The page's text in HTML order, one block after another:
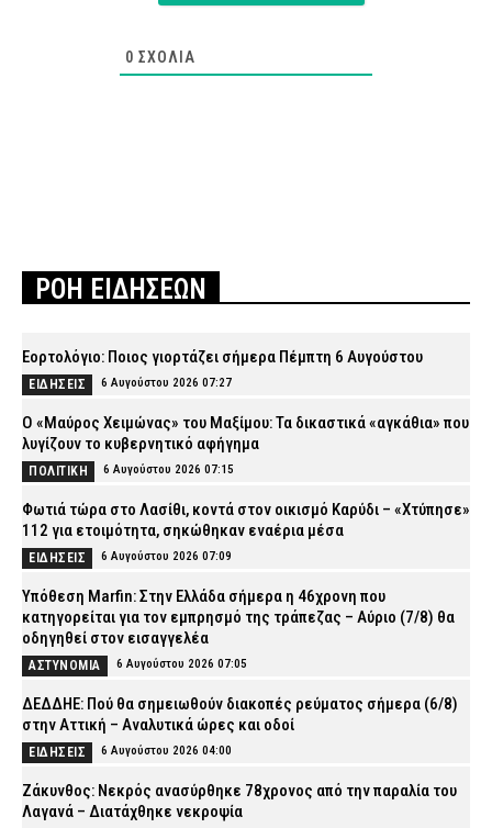
0 ΣΧΌΛΙΑ
ΡΟΗ ΕΙΔΗΣΕΩΝ
Εορτολόγιο: Ποιος γιορτάζει σήμερα Πέμπτη 6 Αυγούστου
ΕΙΔΗΣΕΙΣ 6 Αυγούστου 2026 07:27
Ο «Μαύρος Χειμώνας» του Μαξίμου: Τα δικαστικά «αγκάθια» που
λυγίζουν το κυβερνητικό αφήγημα
ΠΟΛΙΤΙΚΗ 6 Αυγούστου 2026 07:15
Φωτιά τώρα στο Λασίθι, κοντά στον οικισμό Καρύδι – «Χτύπησε»
112 για ετοιμότητα, σηκώθηκαν εναέρια μέσα
ΕΙΔΗΣΕΙΣ 6 Αυγούστου 2026 07:09
Υπόθεση Marfin: Στην Ελλάδα σήμερα η 46χρονη που
κατηγορείται για τον εμπρησμό της τράπεζας – Αύριο (7/8) θα
οδηγηθεί στον εισαγγελέα
ΑΣΤΥΝΟΜΙΑ 6 Αυγούστου 2026 07:05
ΔΕΔΔΗΕ: Πού θα σημειωθούν διακοπές ρεύματος σήμερα (6/8)
στην Αττική – Αναλυτικά ώρες και οδοί
ΕΙΔΗΣΕΙΣ 6 Αυγούστου 2026 04:00
Ζάκυνθος: Νεκρός ανασύρθηκε 78χρονος από την παραλία του
Λαγανά – Διατάχθηκε νεκροψία